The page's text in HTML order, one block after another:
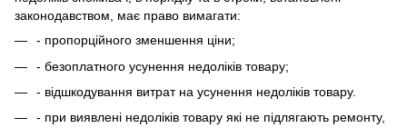
законодавством, має право вимагати:
- пропорційного зменшення ціни;
- безоплатного усунення недоліків товару;
- відшкодування витрат на усунення недоліків товару.
- при виявлені недоліків товару які не підлягають ремонту,